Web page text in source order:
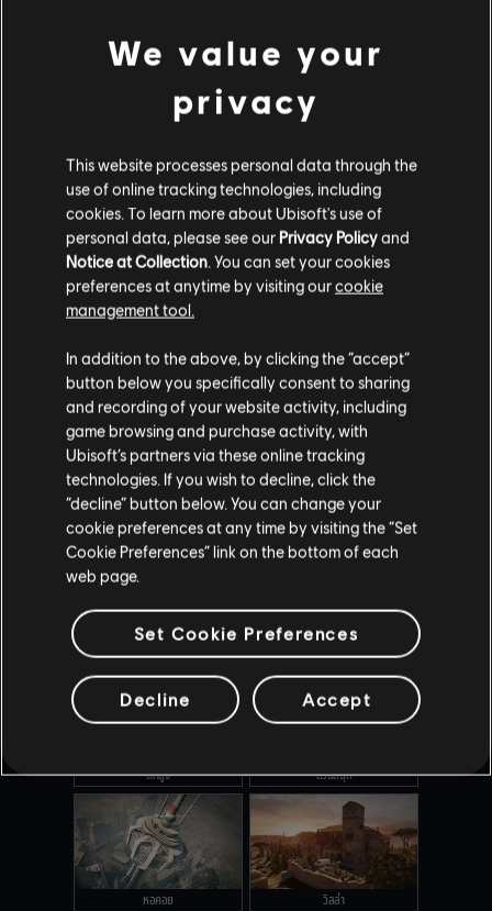
สลัม
เฮเรฟอร์ด บ้าน
คานาล โอเรกอน
เอ้าท์แบ็ค เครื่องบินประธานาธิบดี
ตึกสูง สวนสนุก
หอคอย วิลล่า
We value your
privacy
This website processes personal data through the
use of online tracking technologies, including
cookies. To learn more about Ubisoft's use of
personal data, please see our Privacy Policyand
Notice at Collection . You can set your cookies
preferences at anytime by visiting ourcookie
management tool.
In addition to the above, by clicking the “accept”
button below you specifically consent to sharing
and recording of your website activity, including
game browsing and purchase activity, with
Ubisoft’s partners via these online tracking
technologies. If you wish to decline, click the
“decline” button below. You can change your
cookie preferences at any time by visiting the “Set
Cookie Preferences” link on the bottom of each
web page.
Set Cookie Preferences
Decline Accept